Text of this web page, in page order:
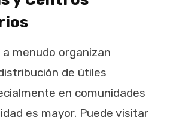
menudo organizan
de útiles
en comunidades
es mayor. Puede visitar